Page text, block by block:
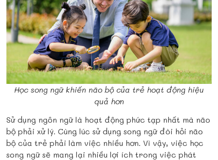
Học song ngữ khiến não bộ của trẻ hoạt động hiệu
quả hơn
Sử dụng ngôn ngữ là hoạt động phức tạp nhất mà não
bộ phải xử lý. Cùng lúc sử dụng song ngữ đòi hỏi não
bộ của trẻ phải làm việc nhiều hơn. Vì vậy, việc học
song ngữ sẽ mang lại nhiều lợi ích trong việc phát